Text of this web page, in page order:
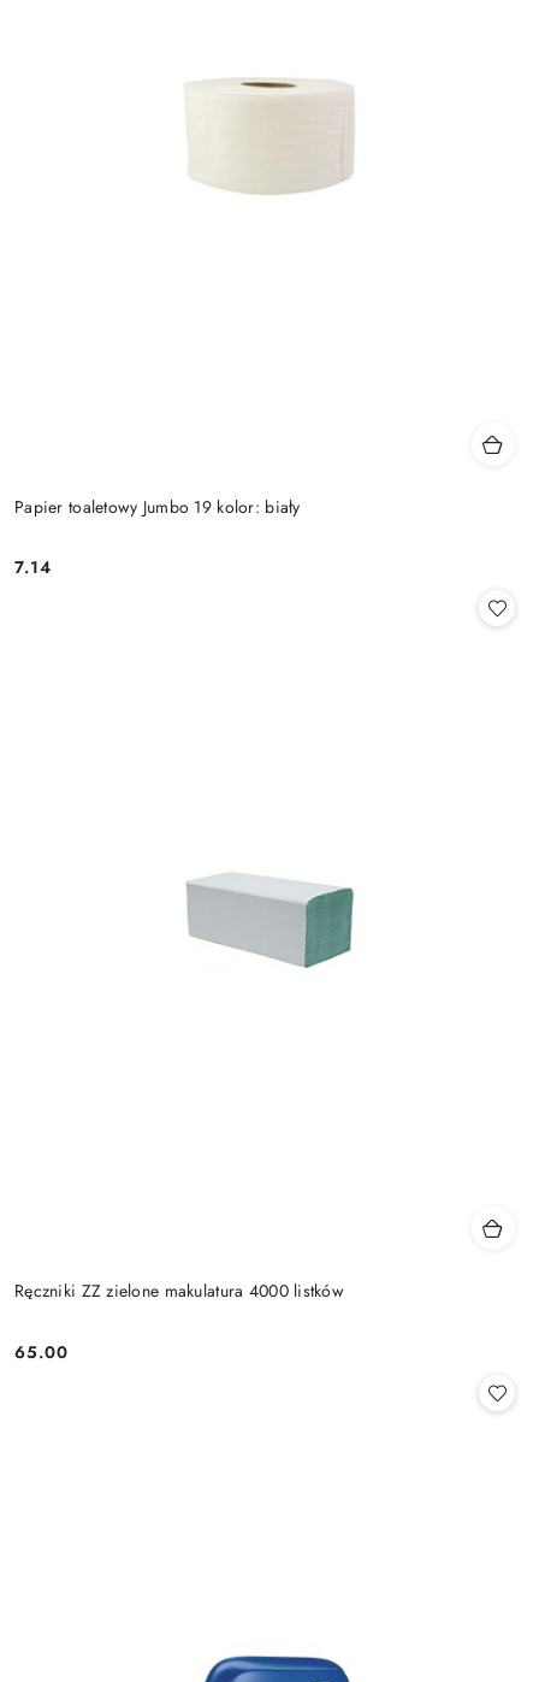
Papier toaletowy Jumbo 19 kolor: biały
Cena:
7.14
Ręczniki ZZ zielone makulatura 4000 listków
Cena:
65.00